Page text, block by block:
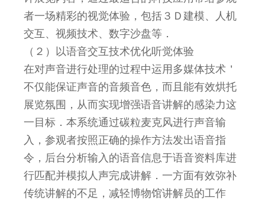
者一场精彩的视觉体验，包括３Ｄ建模、人机
交互、视频技术、数字沙盘等．
（２）以语音交互技术优化听觉体验
在对声音进行处理的过程中运用多媒体技术＇
不仅能保证声音的音频音色，而且能有效烘托
展览氛围，从而实现增强语音讲解的感染力这
一目标．本系统通过碳粒麦克风进行声音输
入，参观者按照正确的操作方法发出语音指
令，后台分析输入的语音信息于语音资料库进
行匹配并模拟人声完成讲解．一方面有效弥补
传统讲解的不足，减轻博物馆讲解员的工作